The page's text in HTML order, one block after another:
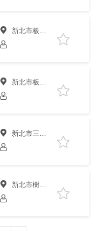
新北市板橋區
新北市板橋區
新北市三峽區
新北市樹林區